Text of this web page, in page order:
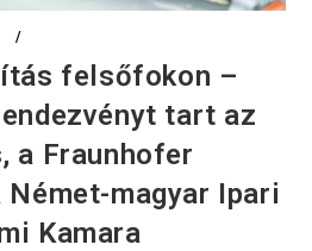
/
felsőfokon –
tart az
a Fraunhofer
Német-magyar Ipari
Kamara